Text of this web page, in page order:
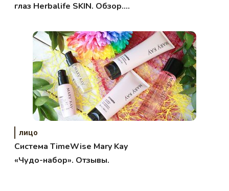
глаз Herbalife SKIN. Обзор.
лицо
Система TimeWise Mary Kay
«Чудо-набор». Отзывы.